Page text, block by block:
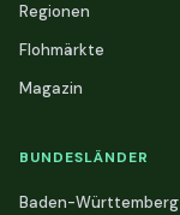
Regionen
Flohmärkte
Magazin
BUNDESLÄNDER
Baden-Württemberg